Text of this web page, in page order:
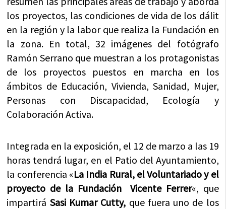
los proyectos, las condiciones de vida de los dálit
en la región y la labor que realiza la Fundación en
la zona. En total, 32 imágenes del fotógrafo
Ramón Serrano que muestran a los protagonistas
de los proyectos puestos en marcha en los
ámbitos de Educación, Vivienda, Sanidad, Mujer,
Personas con Discapacidad, Ecología y
Colaboración Activa.
Integrada en la exposición, el 12 de marzo a las 19
horas tendrá lugar, en el Patio del Ayuntamiento,
la conferencia «La India Rural, el Voluntariado y el
proyecto de la Fundación Vicente Ferrer«, que
impartirá Sasi Kumar Cutty, que fuera uno de los